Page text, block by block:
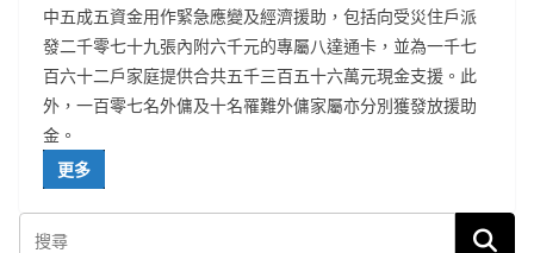
中五成五資金用作緊急應變及經濟援助，包括向受災住戶派
發二千零七十九張內附六千元的專屬八達通卡，並為一千七
百六十二戶家庭提供合共五千三百五十六萬元現金支援。此
外，一百零七名外傭及十名罹難外傭家屬亦分別獲發放援助
金。
更多